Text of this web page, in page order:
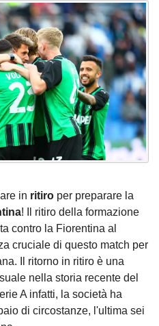
in ritiro per preparare la
! Il ritiro della formazione
contro la Fiorentina al
cruciale di questo match per
Il ritorno in ritiro è una
nella storia recente del
A infatti, la società ha
di circostanze, l'ultima sei